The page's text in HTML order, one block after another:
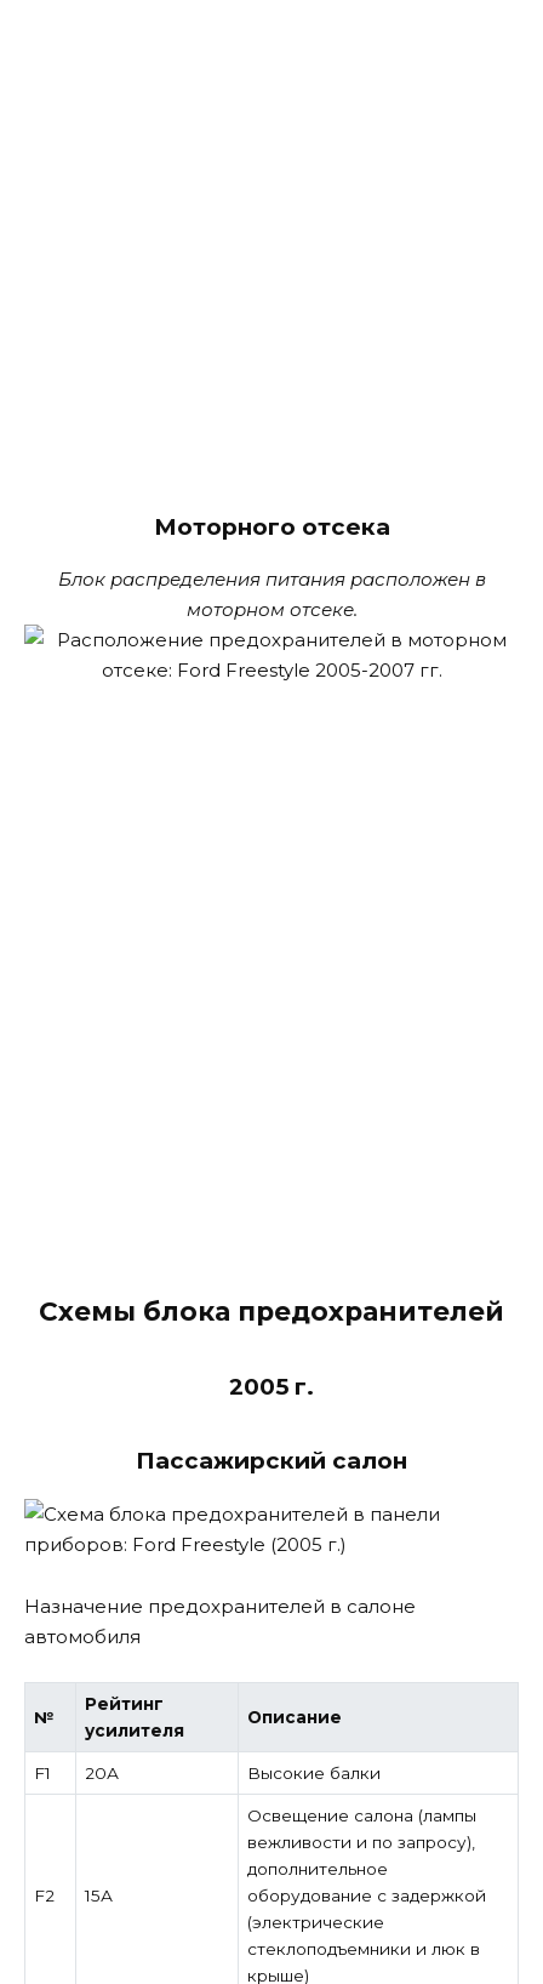
Моторного отсека
Блок распределения питания расположен в
моторном отсеке.
Схемы блока предохранителей
2005 г.
Пассажирский салон
Назначение предохранителей в салоне
автомобиля
№
Рейтинг
усилителя
Описание
F1 20А Высокие балки
F2 15А
Освещение салона (лампы
вежливости и по запросу),
дополнительное
оборудование с задержкой
(электрические
стеклоподъемники и люк в
крыше)